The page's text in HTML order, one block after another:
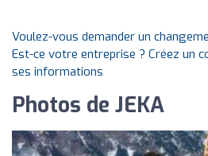
Voulez-vous demander un
Est-ce votre entreprise ? Créez un
ses informations
Photos de JEKA